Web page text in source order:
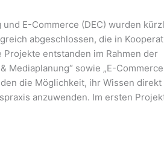
E-Commerce (DEC) wurden
abgeschlossen, die in
entstanden im Rahmen der
Mediaplanung“ sowie „E-
die Möglichkeit, ihr Wissen direkt
anzuwenden. Im ersten